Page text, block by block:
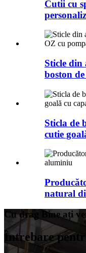
Cutii cu
Sticle
boston
Sticla de
cutie
natural
Cu drag Bine ați
Întrebare